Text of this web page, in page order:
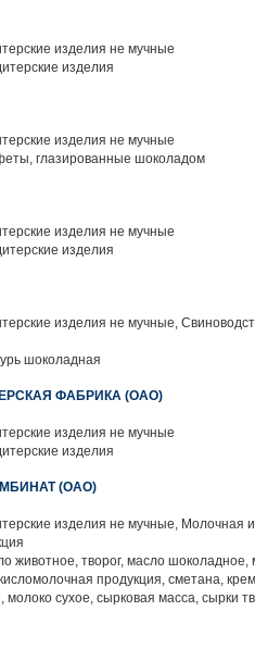
изделия не мучные
изделия
изделия не мучные
глазированные шоколадом
изделия не мучные
изделия
изделия не мучные,
шоколадная
ФАБРИКА (ОАО)
изделия не мучные
изделия
(ОАО)
изделия не мучные, Молочная и
животное, творог, масло шоколадное,
продукция, сметана,
молоко сухое, сырковая масса, сырки